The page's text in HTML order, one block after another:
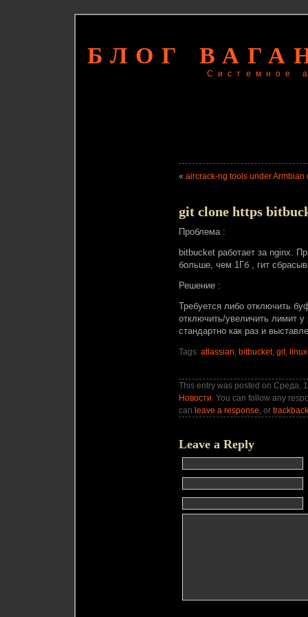
БЛОГ
Системное
« aircrack-ng tools under Armbian
git clone https
Проблема :
bitbucket работает за nginx.
больше, чем 1Гб , гит
Решение :
Требуется либо отключить
отключить/увеличить лимит у
стандартно как раз и
Tags: atlassian, bitbucket, git, linux
This entry was posted on Среда,
Новости. You can follow any
can leave a response, or trackback
Leave a Reply